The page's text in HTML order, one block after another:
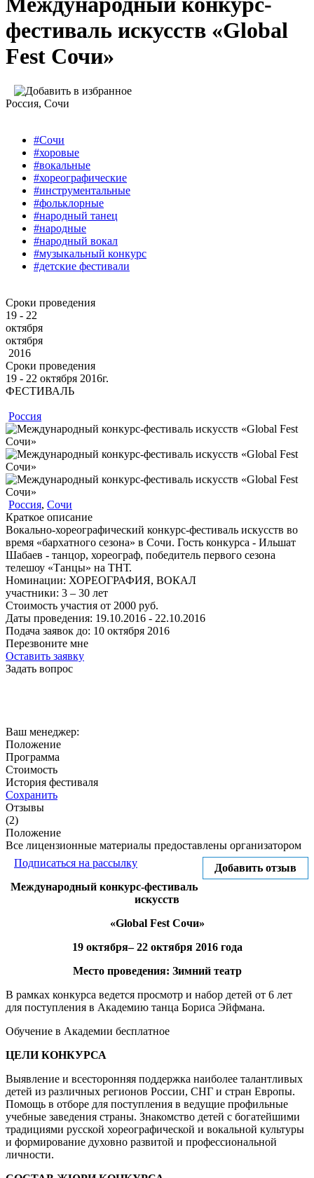
фестиваль искусств «Global
Fest Сочи»
Россия, Сочи
#Сочи
#хоровые
#вокальные
#хореографические
#инструментальные
#фольклорные
#народный танец
#народные
#народный вокал
#музыкальный конкурс
#детские фестивали
Сроки проведения
19 - 22
октября
октября
2016
Сроки проведения
19 ‐ 22 октября 2016г.
ФЕСТИВАЛЬ
Россия
Россия, Сочи
Краткое описание
Вокально-хореографический конкурс-фестиваль искусств во
время «бархатного сезона» в Сочи. Гость конкурса - Ильшат
Шабаев - танцор, хореограф, победитель первого сезона
телешоу «Танцы» на ТНТ.
Номинации: ХОРЕОГРАФИЯ, ВОКАЛ
участники: 3 – 30 лет
Стоимость участия от 2000 руб.
Даты проведения: 19.10.2016 - 22.10.2016
Подача заявок до: 10 октября 2016
Перезвоните мне
Оставить заявку
Задать вопрос
Ваш менеджер:
Положение
Программа
Стоимость
История фестиваля
Сохранить
Отзывы
(2)
Положение
Все лицензионные материалы предоставлены организатором
Добавить отзыв
Подписаться на рассылку
Международный конкурс-фестиваль
искусств
«Global Fest Сочи»
19 октября– 22 октября 2016 года
Место проведения: Зимний театр
В рамках конкурса ведется просмотр и набор детей от 6 лет
для поступления в Академию танца Бориса Эйфмана.
Обучение в Академии бесплатное
ЦЕЛИ КОНКУРСА
Выявление и всесторонняя поддержка наиболее талантливых
детей из различных регионов России, СНГ и стран Европы.
Помощь в отборе для поступления в ведущие профильные
учебные заведения страны. Знакомство детей с богатейшими
традициями русской хореографической и вокальной культуры
и формирование духовно развитой и профессиональной
личности.